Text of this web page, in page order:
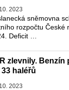
2023
sněmovna
rozpočtu České
Deficit …
zlevnily. Benzín
haléřů
2023